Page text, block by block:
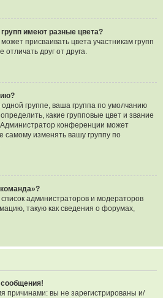
имеют разные цвета?
присваивать цвета участникам групп
друг от друга.
группе, ваша группа по умолчанию
какие групповые цвет и звание
конференции может
самому изменять вашу группу по
администраторов и модераторов
такую как сведения о форумах,
причинами: вы не зарегистрированы и/